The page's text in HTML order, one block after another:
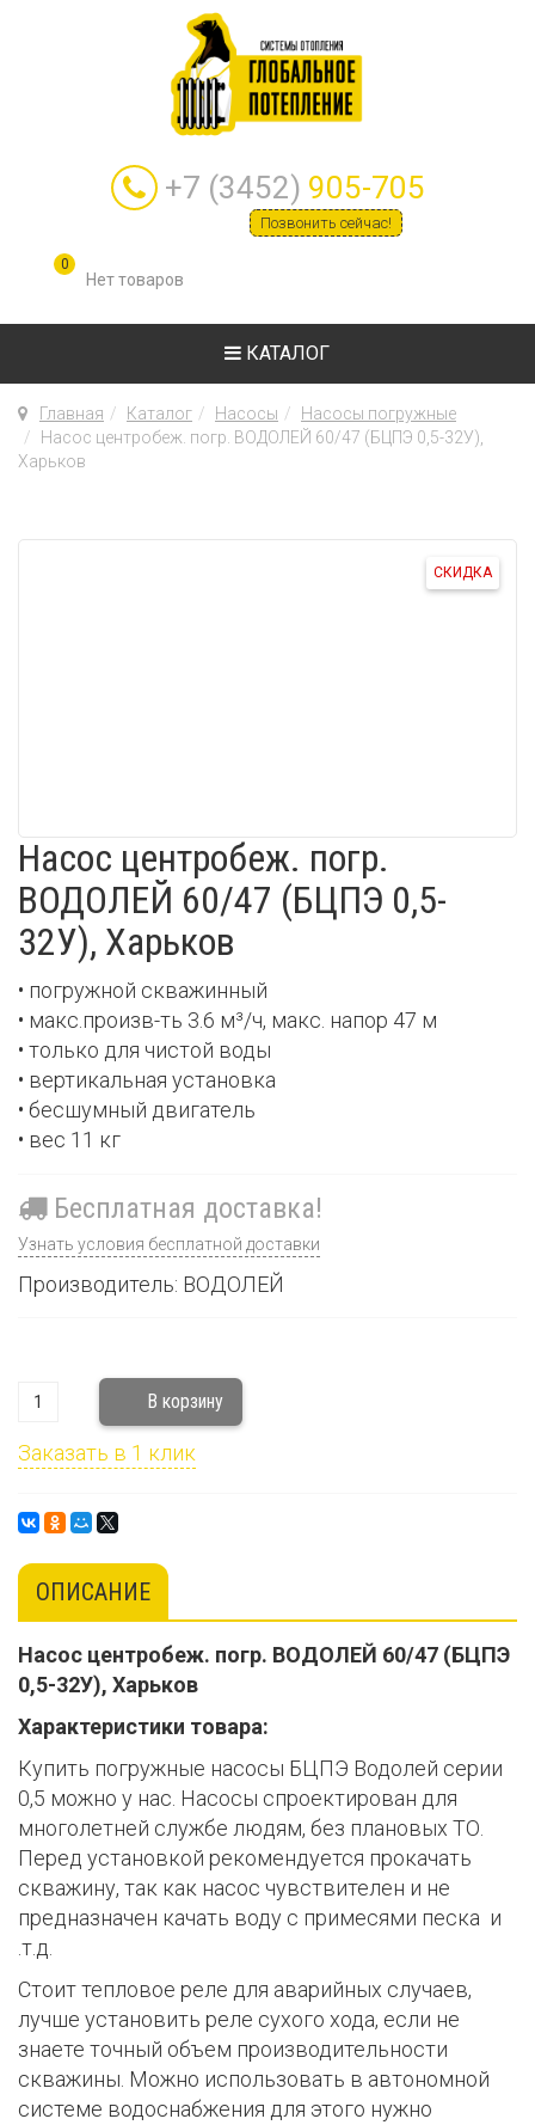
+7 (3452) 905-705
Позвонить сейчас!
0
КАТАЛОГ
Главная Каталог Насосы
Насосы погружные
Насос центробеж. погр. ВОДОЛЕЙ 60/47 (БЦПЭ 0,5-32У),
Харьков
СКИДКА
Насос центробеж. погр.
ВОДОЛЕЙ 60/47 (БЦПЭ 0,5-
32У), Харьков
• погружной скважинный
• макс.произв-ть 3.6 м³/ч, макс. напор 47 м
• только для чистой воды
• вертикальная установка
• бесшумный двигатель
• вес 11 кг
Бесплатная доставка!
Узнать условия бесплатной доставки
Производитель: ВОДОЛЕЙ
Заказать в 1 клик
ОПИСАНИЕ
Насос центробеж. погр. ВОДОЛЕЙ 60/47 (БЦПЭ
0,5-32У), Харьков
Характеристики товара:
Купить погружные насосы БЦПЭ Водолей серии
0,5 можно у нас. Насосы спроектирован для
многолетней службе людям, без плановых ТО.
Перед установкой рекомендуется прокачать
скважину, так как насос чувствителен и не
предназначен качать воду с примесями песка и
.т.д.
Стоит тепловое реле для аварийных случаев,
лучше установить реле сухого хода, если не
знаете точный объем производительности
скважины. Можно использовать в автономной
системе водоснабжения для этого нужно